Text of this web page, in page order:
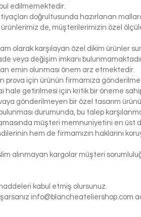
edilmemektedir.
doğrultusunda hazırlanan
ürünlerimiz de, müşterilerimizin özel
olarak karşılayan özel dikim ürünler
veya değişim imkanı
emin olunması önem arz etmektedir.
için ürünün firmamıza
hale getirilmesi için kritik bir öneme
gönderilmeyen bir özel tasarım
durumunda, bu talep
müşteri memnuniyetini en üst
hem de firmamızın haklarını
alınmayan kargolar müşteri
kabul etmiş olursunuz.
info@blancheateliershop.com